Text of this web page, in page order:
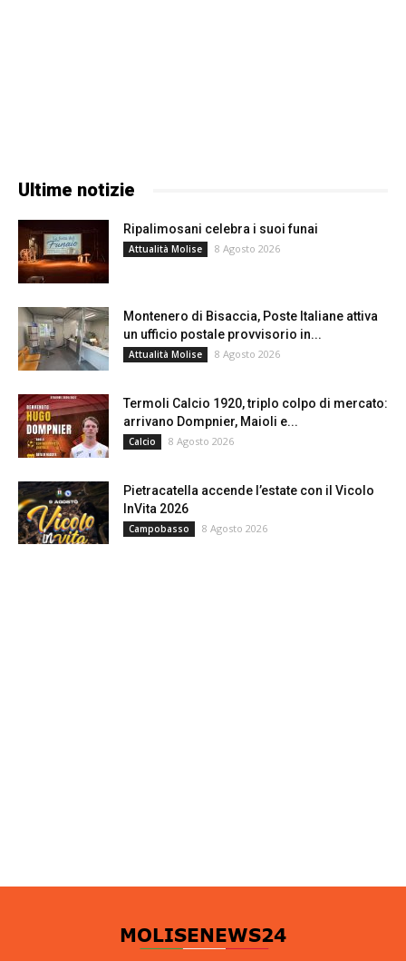
Ultime notizie
Ripalimosani celebra i suoi funai
Attualità Molise 8 Agosto 2026
Montenero di Bisaccia, Poste Italiane attiva
un ufficio postale provvisorio in...
Attualità Molise 8 Agosto 2026
Termoli Calcio 1920, triplo colpo di mercato:
arrivano Dompnier, Maioli e...
Calcio 8 Agosto 2026
Pietracatella accende l’estate con il Vicolo
InVita 2026
Campobasso 8 Agosto 2026